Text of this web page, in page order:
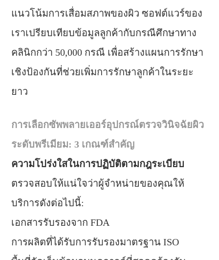
แนวโน้มการเสื่อมสภาพของผิว ซอฟต์แวร์ของ
เราเปรียบเทียบข้อมูลลูกค้ากับกรณีศึกษาทาง
คลินิกกว่า 50,000 กรณี เพื่อสร้างแผนการรักษา
เชิงป้องกันที่ช่วยเพิ่มการรักษาลูกค้าในระยะ
ยาว
การเลือกซัพพลายเออร์อุปกรณ์ตรวจวินิจฉัยผิว
ระดับพรีเมียม: 3 เกณฑ์สำคัญ
ความโปร่งใสในการปฏิบัติตามกฎระเบียบ
ตรวจสอบให้แน่ใจว่าผู้จำหน่ายของคุณให้
บริการดังต่อไปนี้:
เอกสารรับรองจาก FDA
การผลิตที่ได้รับการรับรองมาตรฐาน ISO